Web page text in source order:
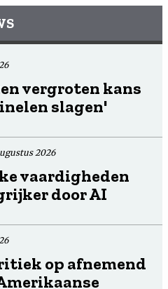
vergroten kans
slagen'
2026
vaardigheden
door AI
op afnemend